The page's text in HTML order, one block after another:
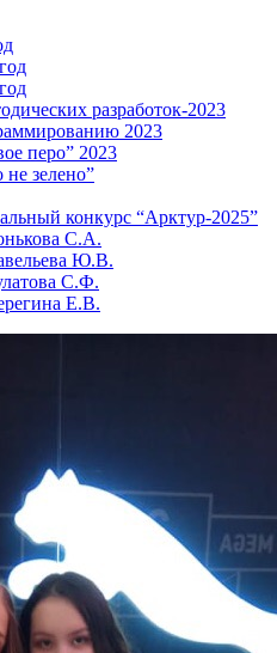
разработок-2023
2023
перо” 2023
зелено”
конкурс “Арктур-2025”
С.А.
Ю.В.
С.Ф.
Е.В.